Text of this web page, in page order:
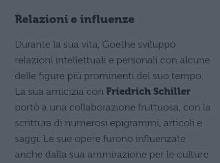
Relazioni e influenze
Durante la sua vita, Goethe sviluppò
relazioni intellettuali e personali con alcune
delle figure più prominenti del suo tempo.
La sua amicizia con Friedrich Schiller
portò a una collaborazione fruttuosa, con la
scrittura di numerosi epigrammi, articoli e
saggi. Le sue opere furono influenzate
anche dalla sua ammirazione per le culture